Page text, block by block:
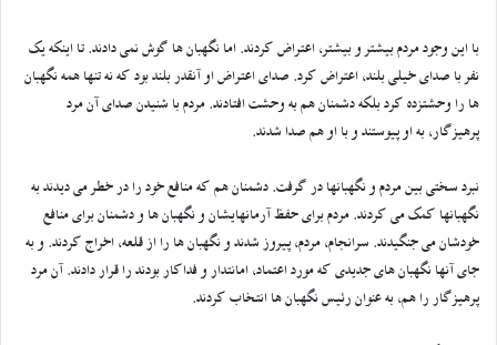
با این وجود مردم بیشتر و بیشتر، اعتراض کردند. اما نگهبان ها گوش نمی دادند. تا اینکه یک
نفر با صدای خیلی بلند، اعتراض کرد. صدای اعتراض او آنقدر بلند بود که نه تنها همه نگهبان
ها را وحشتزده کرد بلکه دشمنان هم به وحشت افتادند. مردم با شنیدن صدای آن مرد
پرهیزگار، به او پیوستند و با او هم صدا شدند.
نبرد سختی بین مردم و نگهبانها در گرفت. دشمنان هم که منافع خود را در خطر می دیدند به
نگهبانها کمک می کردند. مردم برای حفظ آرمانهایشان و نگهبان ها و دشمنان برای منافع
خودشان می جنگیدند. سرانجام، مردم، پیروز شدند و نگهبان ها را از قلعه، اخراج کردند. و به
جای آنها نگهبان های جدیدی که مورد اعتماد، امانتدار و فداکار بودند را قرار دادند. آن مرد
پرهیزگار را هم، به عنوان رئیس نگهبان ها انتخاب کردند.